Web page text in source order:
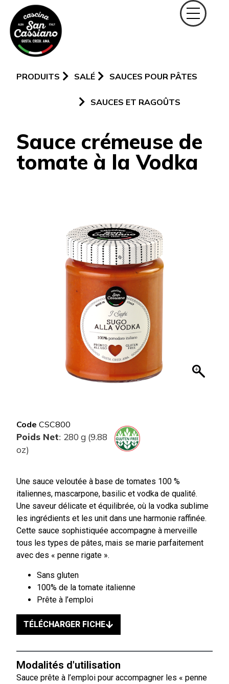
PRODUITS SALÉ SAUCES POUR PÂTES
SAUCES ET RAGOÛTS
Sauce crémeuse de
tomate à la Vodka
Code CSC800
Poids Net: 280 g (9.88
oz)
Une sauce veloutée à base de tomates 100 %
italiennes, mascarpone, basilic et vodka de qualité.
Une saveur délicate et équilibrée, où la vodka sublime
les ingrédients et les unit dans une harmonie raffinée.
Cette sauce sophistiquée accompagne à merveille
tous les types de pâtes, mais se marie parfaitement
avec des « penne rigate ».
Sans gluten
100% de la tomate italienne
Prête à l’emploi
TÉLÉCHARGER FICHE
Modalités d'utilisation
Sauce prête à l’emploi pour accompagner les « penne